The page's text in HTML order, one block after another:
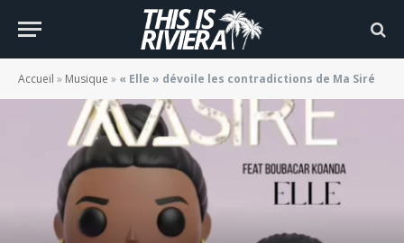
Accueil » Musique » « Elle » dévoile les contradictions de Ma Siré